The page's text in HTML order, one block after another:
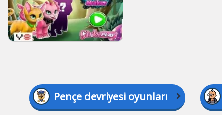
Pençe devriyesi oyunları